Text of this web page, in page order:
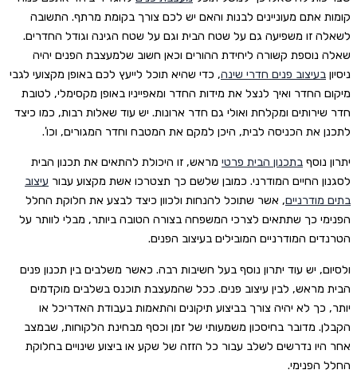
קומות אתם מעוניינים לבנות והאם יש לכם צורך בקומת מרתף. התשובה
לשאלה זו משפיעה גם על שטח הבית וגם על שטח הגינה וגודל החדרים.
שאלה נוספת קשורה ליחידת ההורים וכאן חשוב שלמעצבת הפנים יהיה
ניסיון בעיצוב פנים חדרי שינה, כדי שהיא תוכל לייעץ לכם באופן מקצועי לגבי
מיקום החדר ואיך לנצל את מידות החדר ומאפייניו באופן מקסימלי, לטובת
חדר שירותים ומקלחת ואולי גם חדר ארונות. יש עוד שאלות רבות, כמו כיצד
לתכנן את הכניסה לבית, היכן למקם את המטבח וחדר המגורים, וכו'.
יתרון נוסף בתכנון הבית פרטי מראש, זו היכולת להתאים את תכנון הבית
לסגנון החיים המודרני. כמובן שלשם כך תצטרכו אשת מקצוע עבור עיצוב
בתים מודרניים, אשר שתוכל להנחות ולכוון כיצד לבצע את חלוקת החלל
הפנימי כך שתתאים לצרכי המשפחה בצורה הטובה ביותר, מבלי לוותר על
הטרנדים המודרניים המובילים בעיצוב הפנים.
ולסיום, יש עוד יתרון נוסף בעל חשיבות רבה. כאשר משלבים בין תכנון פנים
הבית מראש, לבין עיצוב פנים. ככל שהמעצבת תוכנס בשלבים מוקדמים
יותר, כך לא יהיה צורך בביצוע תיקונים והתאמות בעבודת האדריכל או
הקבלן. מדובר בחיסכון משמעותי של זמן וכסף מבחינת הלקוחות, שבמצב
אחר היו נדרשים לשלב עבור כל הזזה של שקע או ביצוע שינויים בחלוקת
החלל הפנימי.